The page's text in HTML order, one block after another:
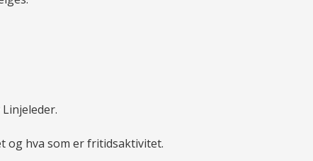
og hva som er fritidsaktivitet.